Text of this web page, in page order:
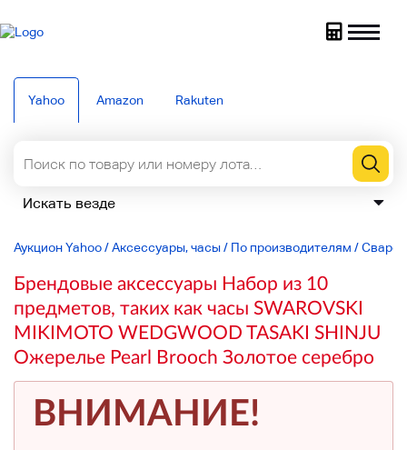
Yahoo Amazon Rakuten
Аукцион Yahoo/Аксессуары, часы/ По производителям /
Брендовые аксессуары Набор из 10
предметов, таких как часы SWAROVSKI
MIKIMOTO WEDGWOOD TASAKI SHINJU
Ожерелье Pearl Brooch Золотое серебро
ВНИМАНИЕ!